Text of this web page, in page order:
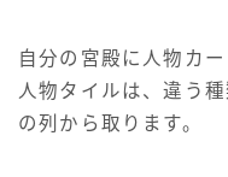
自分の宮殿に人物カ
人物タイルは、違う
の列から取ります。